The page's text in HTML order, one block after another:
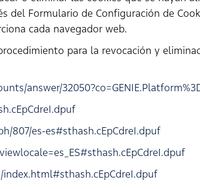
del Formulario de Configuración de
cada navegador web.
para la revocación y
answer/
807/es-es#sthash.cEpCdreI.dpuf